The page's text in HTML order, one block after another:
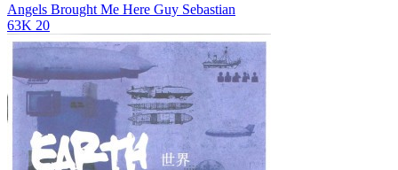
Angels Brought Me Here Guy Sebastian
63K 20